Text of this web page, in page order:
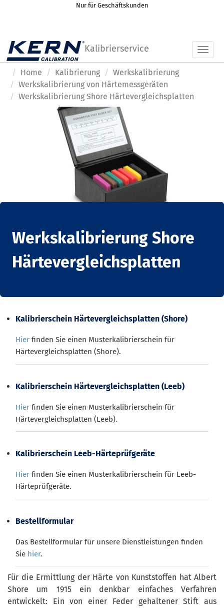
Nur für Geschäftskunden
Kalibrierservice
Home Kalibrierung
Werkskalibrierung
Werkskalibrierung von Härtemessgeräten
Werkskalibrierung Shore Härtevergleichsplatten
Werkskalibrierung Shore
Härtevergleichsplatten
Kalibrierschein Härtevergleichsplatten (Shore)
Hier finden Sie einen Musterkalibrierschein für
Härtevergleichsplatten (Shore).
Kalibrierschein Härtevergleichsplatten (Leeb)
Hier finden Sie einen Musterkalibrierschein für
Härtevergleichsplatten (Leeb).
Kalibrierschein Leeb-Härteprüfgeräte
Hier finden Sie einen Musterkalibrierschein für Leeb-
Härteprüfgeräte.
Bestellformular
Das Bestellformular für unsere Dienstleistungen finden
Sie hier.
Für die Ermittlung der Härte von Kunststoffen hat Albert
Shore um 1915 ein denkbar einfaches Verfahren
entwickelt: Ein von einer Feder gehaltener Stift aus